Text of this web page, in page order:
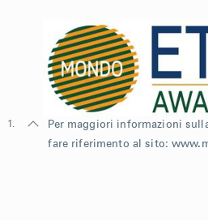
1.
Per maggiori informazioni
fare riferimento al sito: